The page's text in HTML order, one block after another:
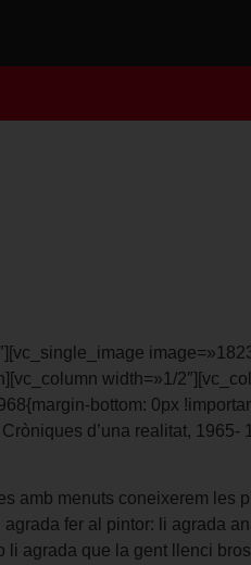
width=»1/
bottom: 0px
d’una realitat, 1965-
amb menuts coneixerem les
fer al pintor: li agrada
li agrada que la gent llenci